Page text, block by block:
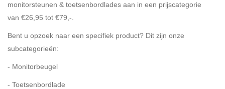
monitorsteunen & toetsenbordlades aan in een prijscategorie
van €26,95 tot €79,-.
Bent u opzoek naar een specifiek product? Dit zijn onze
subcategorieën:
- Monitorbeugel
- Toetsenbordlade